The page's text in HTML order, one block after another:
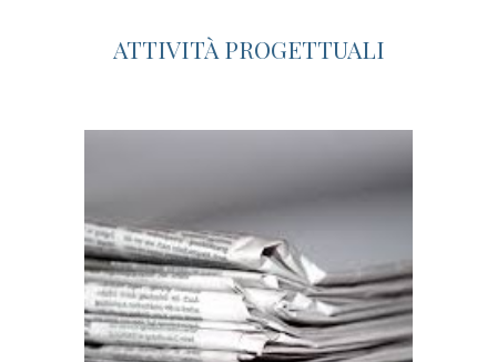
ATTIVITÀ PROGETTUALI